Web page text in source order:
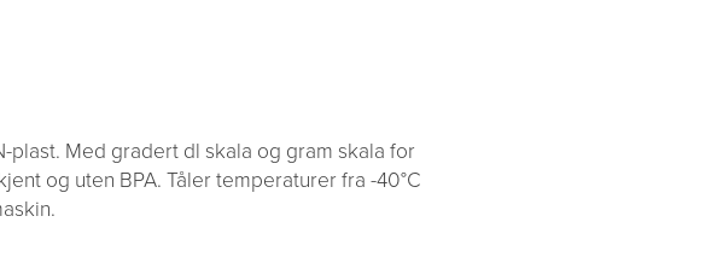
plast. Med gradert dl skala og gram skala for
og uten BPA. Tåler temperaturer fra -40°C